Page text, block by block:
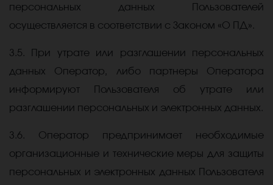
персональных данных Пользователей
осуществляется в соответствии с Законом «О ПД».
3.5. При утрате или разглашении персональных
данных Оператор, либо партнеры Оператора
информируют Пользователя об утрате или
разглашении персональных и электронных данных.
3.6. Оператор предпринимает необходимые
организационные и технические меры для защиты
персональных и электронных данных Пользователя